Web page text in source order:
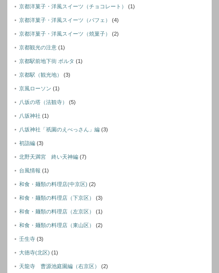
京都洋菓子・洋風スイーツ（チョコレート） (1)
京都洋菓子・洋風スイーツ（パフェ） (4)
京都洋菓子・洋風スイーツ（焼菓子） (2)
京都観光の注意 (1)
京都駅前地下街 ポルタ (1)
京都駅（観光地） (3)
京風ローソン (1)
八坂の塔（法観寺） (5)
八坂神社 (1)
八坂神社「祇園のえべっさん」編 (3)
初詣編 (3)
北野天満宮 終い天神編 (7)
台風情報 (1)
和食・麺類の料理店(中京区) (2)
和食・麺類の料理店（下京区） (3)
和食・麺類の料理店（左京区） (1)
和食・麺類の料理店（東山区） (2)
壬生寺 (3)
大徳寺(北区) (1)
天龍寺 曹源池庭園編（右京区） (2)